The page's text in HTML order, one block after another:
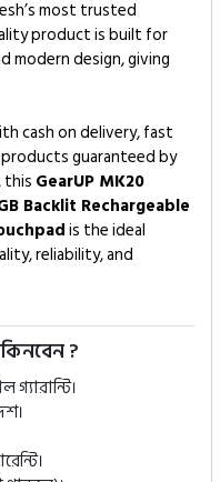
most trusted
product is built for
modern design, giving
cash on delivery, fast
guaranteed by
this GearUP MK20
Backlit Rechargeable
is the ideal
reliability, and
?